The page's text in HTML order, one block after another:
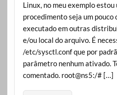
Linux, no meu exemplo estou
procedimento seja um pouco
executado em outras
e/ou local do arquivo. É
/etc/sysctl.conf que por
parâmetro nenhum ativado.
comentado. root@ns5:/# […]